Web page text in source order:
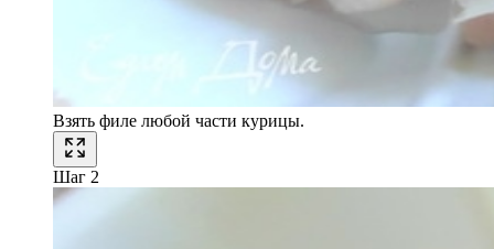
Взять филе любой части курицы.
Шаг 2